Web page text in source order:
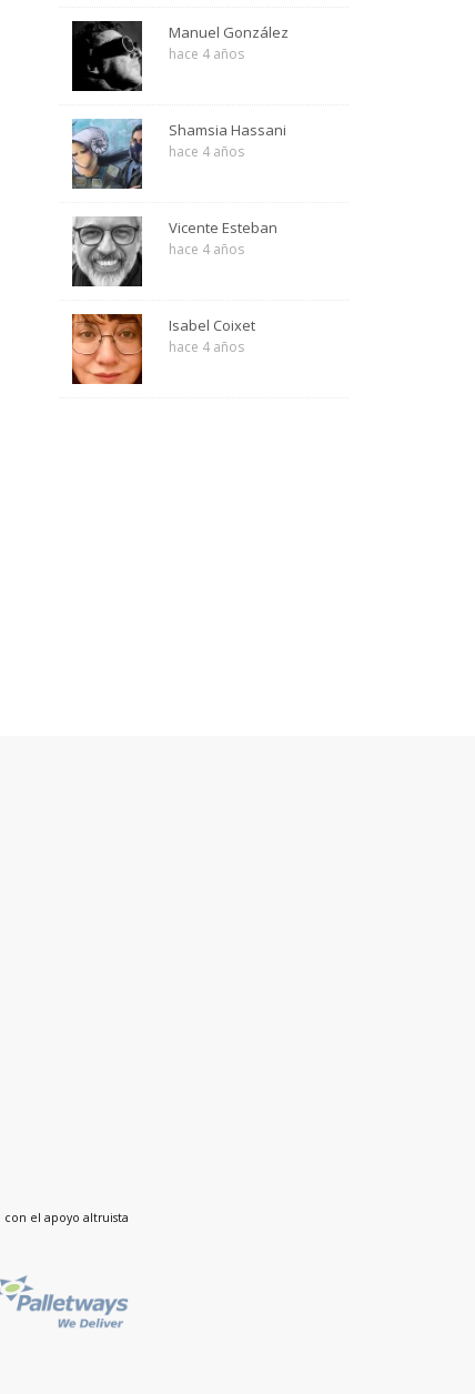
Manuel González
hace 4 años
Shamsia Hassani
hace 4 años
Vicente Esteban
hace 4 años
Isabel Coixet
hace 4 años
con el apoyo altruista